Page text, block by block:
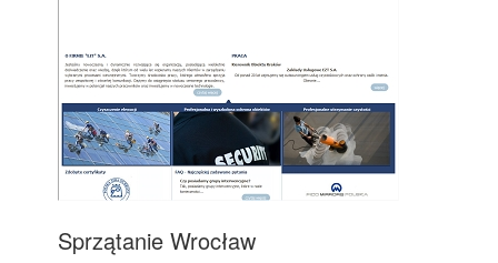
Sprzątanie Wrocław